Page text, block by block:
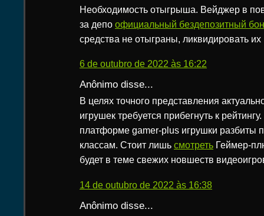
Необходимость отыгрыша. Вейджер в
за депо официальный бездепозитный
средства не отыграны, ликвидировать
6 de outubro de 2022 às 16:22
Anônimo disse...
В целях точного представления
игрушек требуется прибегнуть к
платформе gamer-plus игрушки разбиты
классам. Стоит лишь смотреть Геймер-
будет в теме свежих новшеств
14 de outubro de 2022 às 16:38
Anônimo disse...